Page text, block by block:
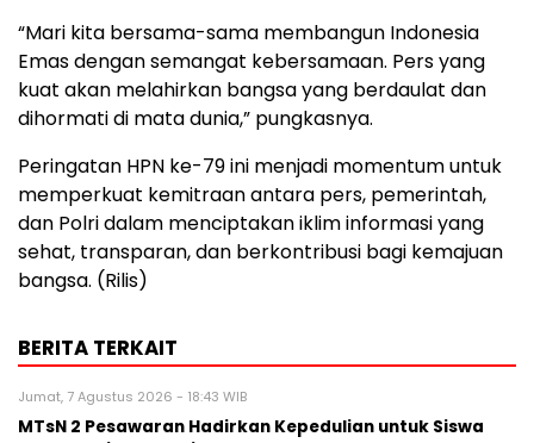
“Mari kita bersama-sama membangun Indonesia
Emas dengan semangat kebersamaan. Pers yang
kuat akan melahirkan bangsa yang berdaulat dan
dihormati di mata dunia,” pungkasnya.
Peringatan HPN ke-79 ini menjadi momentum untuk
memperkuat kemitraan antara pers, pemerintah,
dan Polri dalam menciptakan iklim informasi yang
sehat, transparan, dan berkontribusi bagi kemajuan
bangsa. (Rilis)
BERITA TERKAIT
Jumat, 7 Agustus 2026 - 18:43 WIB
MTsN 2 Pesawaran Hadirkan Kepedulian untuk Siswa